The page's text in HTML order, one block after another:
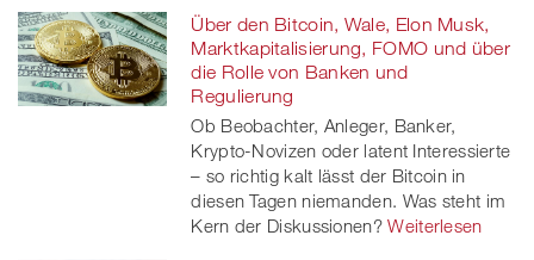
Über den Bitcoin, Wale, Elon Musk,
Marktkapitalisierung, FOMO und über
die Rolle von Banken und
Regulierung
Ob Beobachter, Anleger, Banker,
Krypto-Novizen oder latent Interessierte
– so richtig kalt lässt der Bitcoin in
diesen Tagen niemanden. Was steht im
Kern der Diskussionen? Weiterlesen